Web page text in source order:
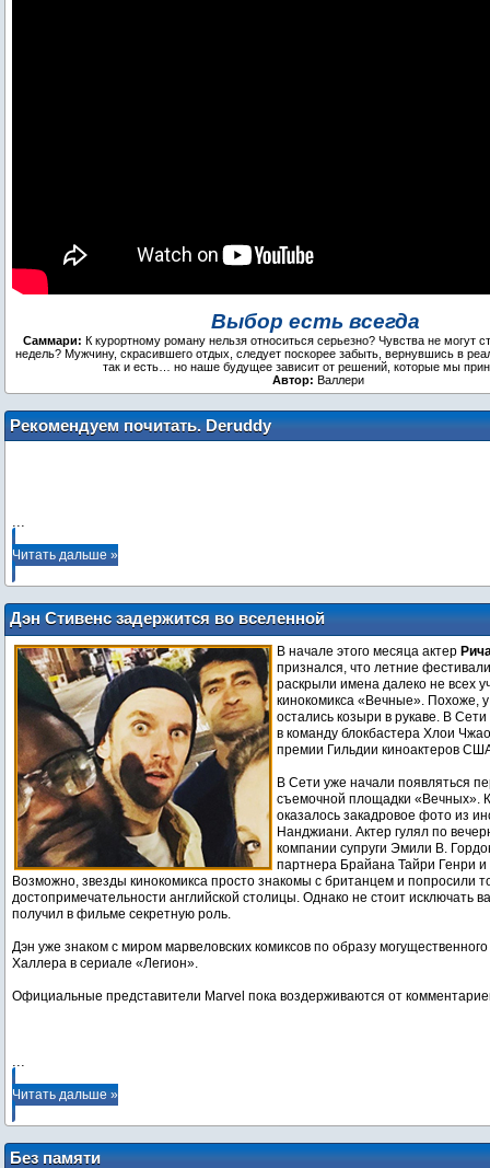
Выбор есть всегда
Саммари: К курортному роману нельзя относиться серьезно? Чувства не могут
недель? Мужчину, скрасившего отдых, следует поскорее забыть, вернувшись в
так и есть… но наше будущее зависит от решений, которые мы
Автор: Валлери
Рекомендуем почитать. Deruddy
...
Читать дальше »
Дэн Стивенс задержится во вселенной
Marvel?
В начале этого месяца актер
признался, что летние
раскрыли имена далеко не всех
кинокомикса «Вечные». Похоже,
остались козыри в рукаве. В
в команду блокбастера Хлои
премии Гильдии киноактеров
В Сети уже начали появляться
съемочной площадки «Вечных».
оказалось закадровое фото из
Нанджиани. Актер гулял по
компании супруги Эмили В.
партнера Брайана Тайри Генри и
Возможно, звезды кинокомикса просто знакомы с британцем и попросили
достопримечательности английской столицы. Однако не стоит исключать
получил в фильме секретную роль.
Дэн уже знаком с миром марвеловских комиксов по образу
Халлера в сериале «Легион».
Официальные представители Marvel пока воздерживаются от
...
Читать дальше »
Без памяти